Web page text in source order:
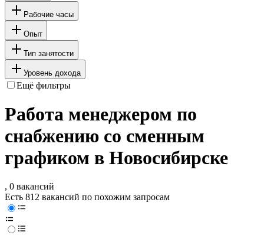
Рабочие часы
Опыт
Тип занятости
Уровень дохода
Ещё фильтры
Работа менеджером по
снабжению со сменным
графиком в Новосибирске
, 0 вакансий
Есть 812 вакансий по похожим запросам